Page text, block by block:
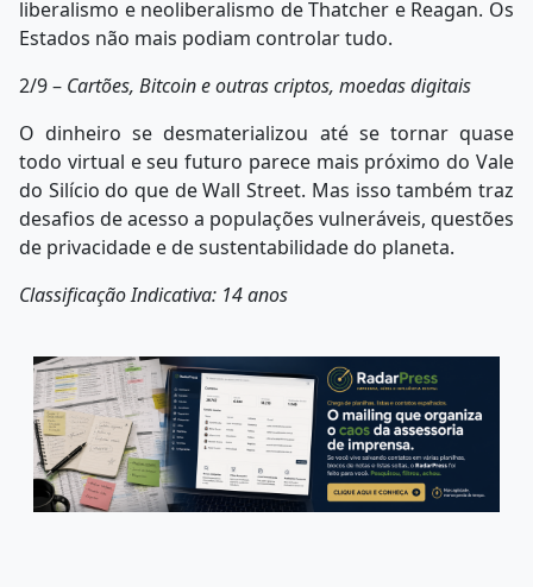
liberalismo e neoliberalismo de Thatcher e Reagan. Os
Estados não mais podiam controlar tudo.
2/9 – Cartões, Bitcoin e outras criptos, moedas digitais
O dinheiro se desmaterializou até se tornar quase
todo virtual e seu futuro parece mais próximo do Vale
do Silício do que de Wall Street. Mas isso também traz
desafios de acesso a populações vulneráveis, questões
de privacidade e de sustentabilidade do planeta.
Classificação Indicativa: 14anos